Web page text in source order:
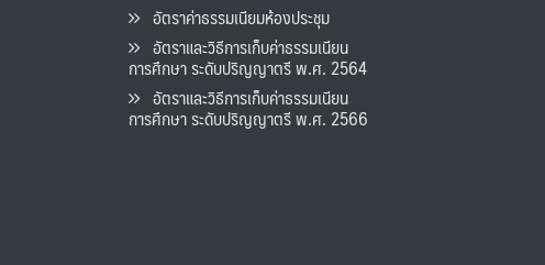
อัตราค่าธรรมเนียมห้องประชุม
อัตราและวิธีการเก็บค่าธรรมเนียน
การศึกษา ระดับปริญญาตรี พ.ศ. 2564
อัตราและวิธีการเก็บค่าธรรมเนียน
การศึกษา ระดับปริญญาตรี พ.ศ. 2566